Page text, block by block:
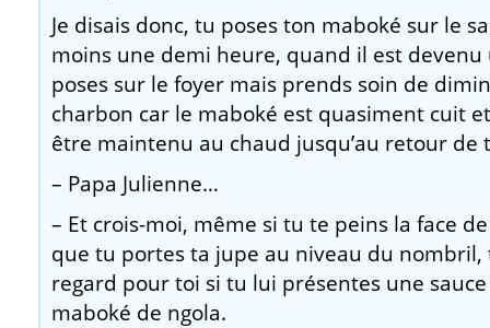
Je disais donc, tu poses ton maboké sur le
moins une demi heure, quand il est
poses sur le foyer mais prends soin de
charbon car le maboké est quasiment cuit
être maintenu au chaud jusqu’au retour de
– Papa Julienne…
– Et crois-moi, même si tu te peins la face
que tu portes ta jupe au niveau du nombril,
regard pour toi si tu lui présentes une
maboké de ngola.